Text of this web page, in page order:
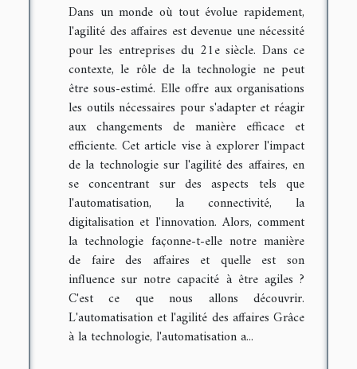
Dans un monde où tout évolue rapidement,
l'agilité des affaires est devenue une nécessité
pour les entreprises du 21e siècle. Dans ce
contexte, le rôle de la technologie ne peut
être sous-estimé. Elle offre aux organisations
les outils nécessaires pour s'adapter et réagir
aux changements de manière efficace et
efficiente. Cet article vise à explorer l'impact
de la technologie sur l'agilité des affaires, en
se concentrant sur des aspects tels que
l'automatisation, la connectivité, la
digitalisation et l'innovation. Alors, comment
la technologie façonne-t-elle notre manière
de faire des affaires et quelle est son
influence sur notre capacité à être agiles ?
C'est ce que nous allons découvrir.
L'automatisation et l'agilité des affaires Grâce
à la technologie, l'automatisation a...